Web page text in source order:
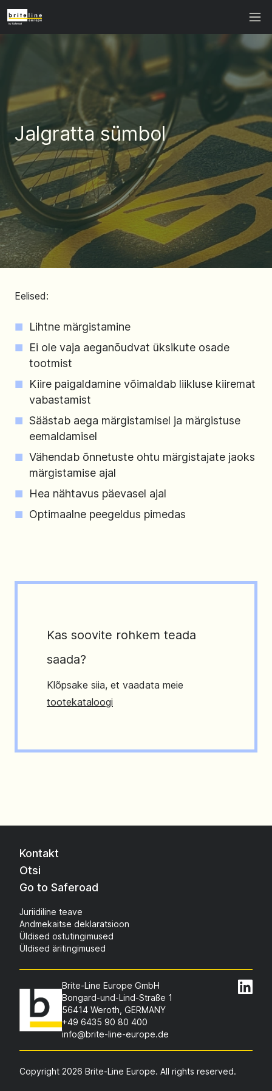
Jalgratta sümbol
Eelised:
Lihtne märgistamine
Ei ole vaja aeganõudvat üksikute osade
tootmist
Kiire paigaldamine võimaldab liikluse kiiremat
vabastamist
Säästab aega märgistamisel ja märgistuse
eemaldamisel
Vähendab õnnetuste ohtu märgistajate jaoks
märgistamise ajal
Hea nähtavus päevasel ajal
Optimaalne peegeldus pimedas
Kas soovite rohkem teada
saada?
Klõpsake siia, et vaadata meie
tootekataloogi
Kontakt
Otsi
Go to Saferoad
Juriidiline teave
Andmekaitse deklaratsioon
Üldised ostutingimused
Üldised äritingimused
Brite-Line Europe GmbH
Bongard-und-Lind-Straße 1
56414 Weroth, GERMANY
+49 6435 90 80 400
info@brite-line-europe.de
Copyright 2026 Brite-Line Europe. All rights reserved.